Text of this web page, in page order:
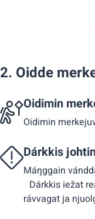
2. Oidde
Oidimin
Oidimin
Dárkkis
Máŋggain
Dárkkis iežat
rávvagat ja